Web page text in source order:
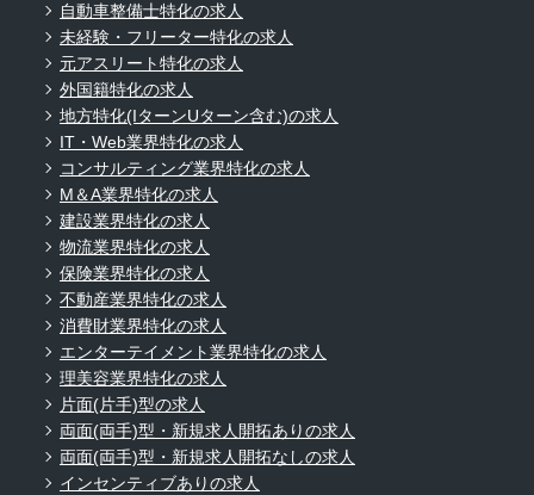
自動車整備士特化の求人
未経験・フリーター特化の求人
元アスリート特化の求人
外国籍特化の求人
地方特化(IターンUターン含む)の求人
IT・Web業界特化の求人
コンサルティング業界特化の求人
M＆A業界特化の求人
建設業界特化の求人
物流業界特化の求人
保険業界特化の求人
不動産業界特化の求人
消費財業界特化の求人
エンターテイメント業界特化の求人
理美容業界特化の求人
片面(片手)型の求人
両面(両手)型・新規求人開拓ありの求人
両面(両手)型・新規求人開拓なしの求人
インセンティブありの求人